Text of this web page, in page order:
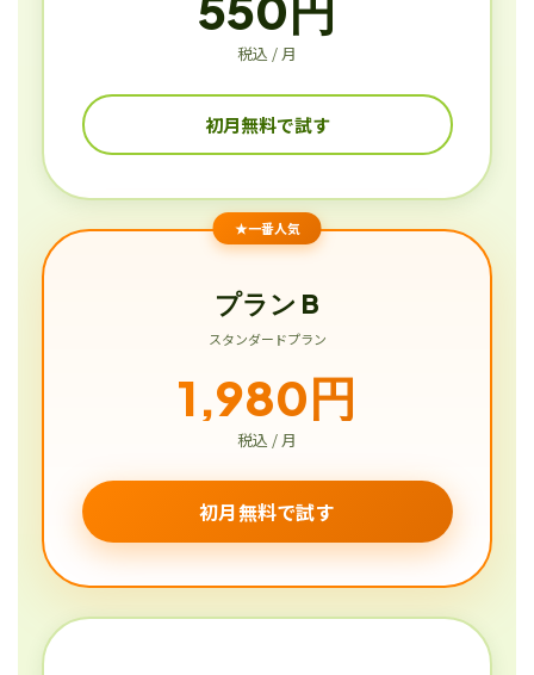
税込 / 月
初月無料で試す
★一番人気
プラン B
スタンダードプラン
1,980円
税込 / 月
初月無料で試す